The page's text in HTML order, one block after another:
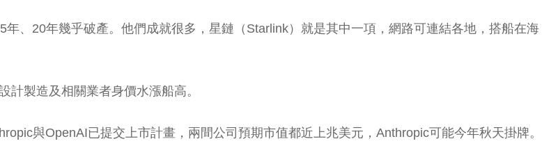
、20年幾乎破產。他們成就很多，星鏈（Starlink）就是其中一項，網路可連結各地，搭船在海
製造及相關業者身價水漲船高。
與OpenAI已提交上市計畫，兩間公司預期市值都近上兆美元，Anthropic可能今年秋天掛牌。